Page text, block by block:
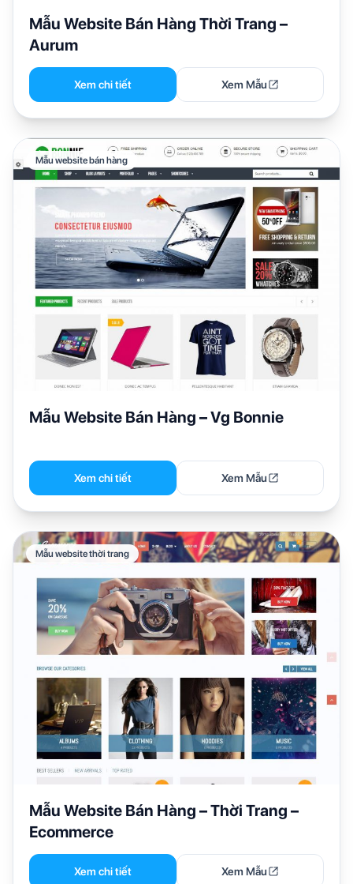
Mẫu Website Bán Hàng Thời Trang –
Aurum
Xem chi tiết Xem Mẫu
Mẫu website bán hàng
Mẫu Website Bán Hàng – Vg Bonnie
Xem chi tiết Xem Mẫu
Mẫu website thời trang
Mẫu Website Bán Hàng – Thời Trang –
Ecommerce
Xem chi tiết Xem Mẫu